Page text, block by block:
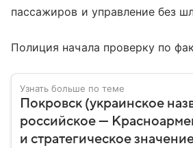
пассажиров и управление без
Полиция начала проверку по
Узнать больше по теме
Покровск (украинское
российское —
и стратегическое